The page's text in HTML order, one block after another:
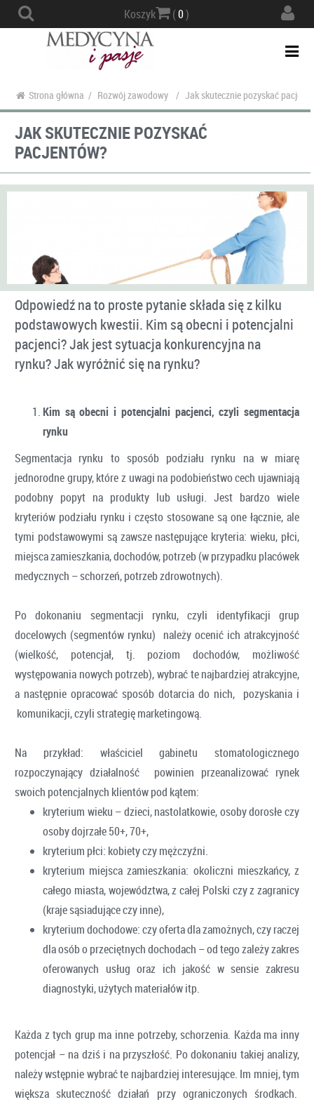
Koszyk (0)
Strona główna / Rozwój zawodowy / Jak skutecznie pozyskać
JAK SKUTECZNIE POZYSKAĆ
PACJENTÓW?
Odpowiedź na to proste pytanie składa się z kilku
podstawowych kwestii. Kim są obecni i potencjalni
pacjenci? Jak jest sytuacja konkurencyjna na
rynku? Jak wyróżnić się na rynku?
Kim są obecni i potencjalni pacjenci, czyli segmentacja
rynku
Segmentacja rynku to sposób podziału rynku na w miarę
jednorodne grupy, które z uwagi na podobieństwo cech ujawniają
podobny popyt na produkty lub usługi. Jest bardzo wiele
kryteriów podziału rynku i często stosowane są one łącznie, ale
tymi podstawowymi są zawsze następujące kryteria: wieku, płci,
miejsca zamieszkania, dochodów, potrzeb (w przypadku placówek
medycznych – schorzeń, potrzeb zdrowotnych).
Po dokonaniu segmentacji rynku, czyli identyfikacji grup
docelowych (segmentów rynku) należy ocenić ich atrakcyjność
(wielkość, potencjał, tj. poziom dochodów, możliwość
występowania nowych potrzeb), wybrać te najbardziej atrakcyjne,
a następnie opracować sposób dotarcia do nich, pozyskania i
komunikacji, czyli strategię marketingową.
Na przykład: właściciel gabinetu stomatologicznego
rozpoczynający działalność powinien przeanalizować rynek
swoich potencjalnych klientów pod kątem:
kryterium wieku – dzieci, nastolatkowie, osoby dorosłe czy
osoby dojrzałe 50+, 70+,
kryterium płci: kobiety czy mężczyźni.
kryterium miejsca zamieszkania: okoliczni mieszkańcy, z
całego miasta, województwa, z całej Polski czy z zagranicy
(kraje sąsiadujące czy inne),
kryterium dochodowe: czy oferta dla zamożnych, czy raczej
dla osób o przeciętnych dochodach – od tego zależy zakres
oferowanych usług oraz ich jakość w sensie zakresu
diagnostyki, użytych materiałów itp.
Każda z tych grup ma inne potrzeby, schorzenia. Każda ma inny
potencjał – na dziś i na przyszłość. Po dokonaniu takiej analizy,
należy wstępnie wybrać te najbardziej interesujące. Im mniej, tym
większa skuteczność działań przy ograniczonych środkach.